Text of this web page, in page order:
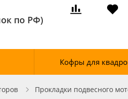
по РФ)
Кофры для
Прокладки подвесного